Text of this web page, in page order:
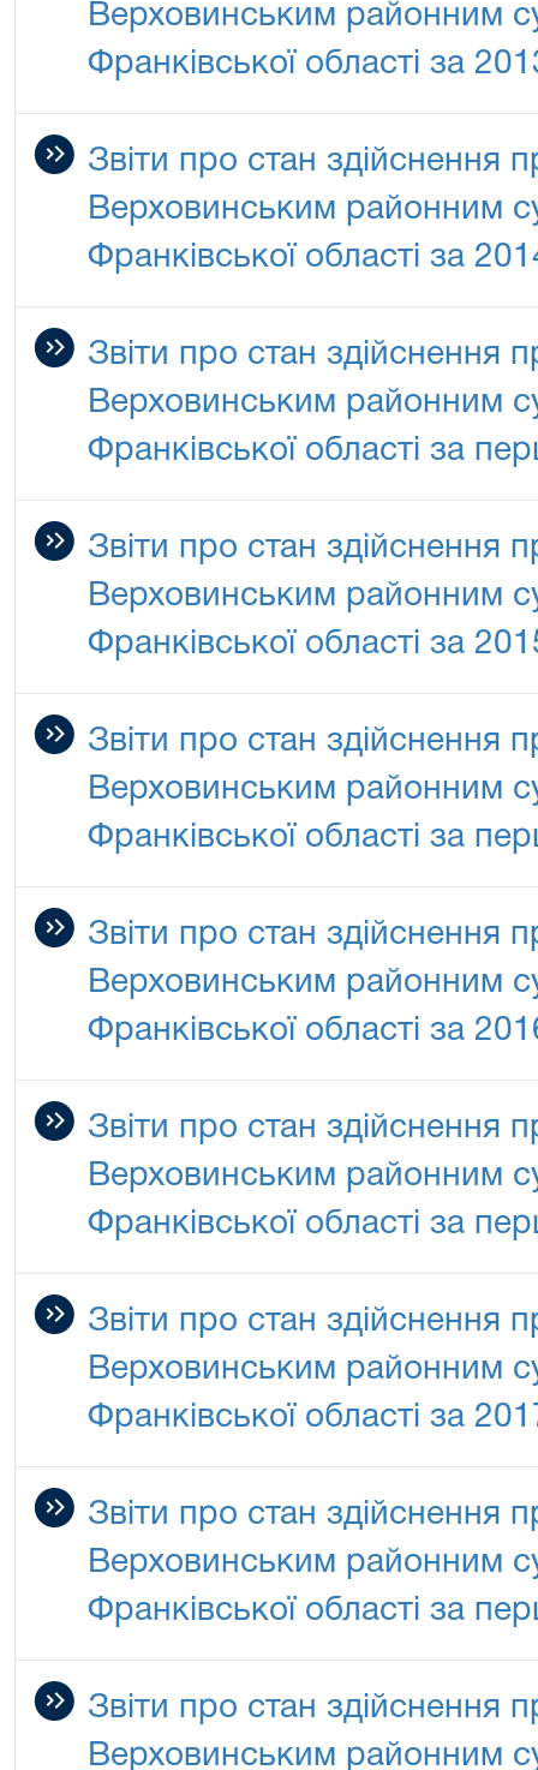
Верховинським районним
Франківської області за
Звіти про стан здійснення
Верховинським районним
Франківської області за
Звіти про стан здійснення
Верховинським районним
Франківської області за
Звіти про стан здійснення
Верховинським районним
Франківської області за
Звіти про стан здійснення
Верховинським районним
Франківської області за
Звіти про стан здійснення
Верховинським районним
Франківської області за
Звіти про стан здійснення
Верховинським районним
Франківської області за
Звіти про стан здійснення
Верховинським районним
Франківської області за
Звіти про стан здійснення
Верховинським районним
Франківської області за
Звіти про стан здійснення
Верховинським районним